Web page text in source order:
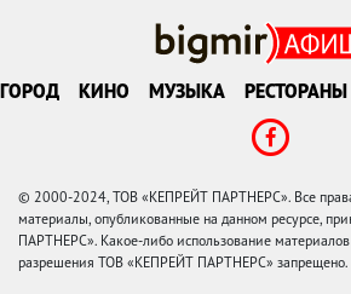
ГОРОД КИНО МУЗЫКА РЕСТОРАНЫ
© 2000-2024, ТОВ «КЕПРЕЙТ ПАРТНЕРС». Все
материалы, опубликованные на данном ресурсе,
ПАРТНЕРС». Какое-либо использование материалов
разрешения ТОВ «КЕПРЕЙТ ПАРТНЕРС» запрещено.